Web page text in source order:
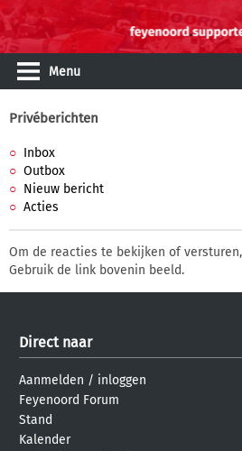
Menu
Privéberichten
Inbox
Outbox
Nieuw bericht
Acties
Om de reacties te bekijken of
Gebruik de link bovenin beeld.
Direct naar
Aanmelden / inloggen
Feyenoord Forum
Stand
Kalender